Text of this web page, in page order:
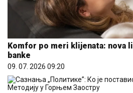
Komfor po meri klijenata: nova
banke
09. 07. 2026 09:20